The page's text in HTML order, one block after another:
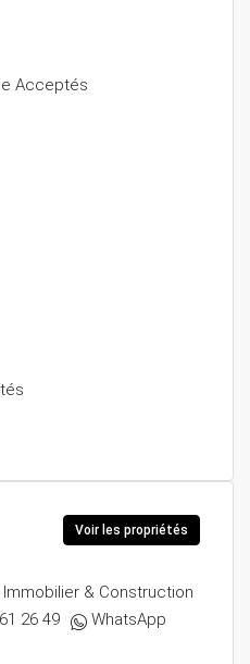
Acceptés
Voir les propriétés
Immobilier & Construction
26 49
WhatsApp